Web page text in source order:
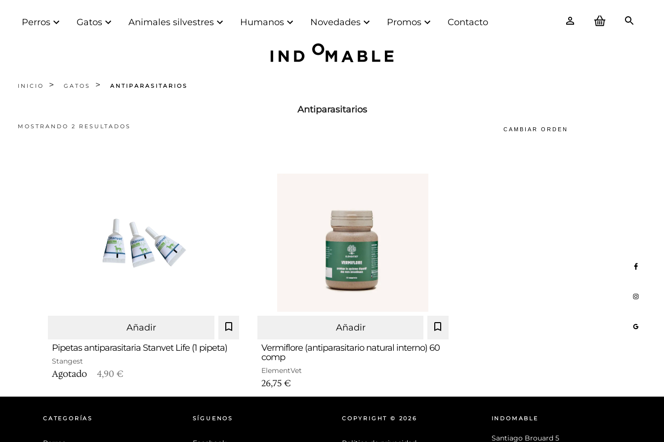
Perros Gatos Animales silvestres Humanos Novedades Promos Contacto
INICIO GATOS ANTIPARASITARIOS
Antiparasitarios
MOSTRANDO 2 RESULTADOS
Añadir
Pipetas antiparasitaria Stanvet Life (1 pipeta)
Stangest
Agotado 4,90 €
Añadir
Vermiflore (antiparasitario natural interno) 60
comp
ElementVet
26,75 €
CATEGORÍAS SÍGUENOS COPYRIGHT © 2026 INDOMABLE
Santiago Brouard 5